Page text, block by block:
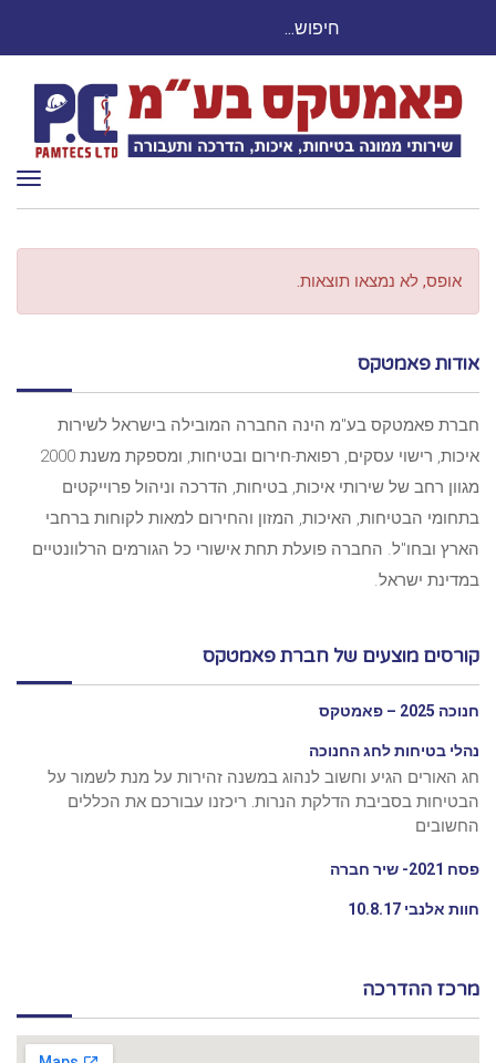
עבור: חייגו עכשיו: 03-9503524
אופס, לא נמצאו תוצאות.
אודות פאמטקס
חברת פאמטקס בע"מ הינה החברה המובילה בישראל לשירות
איכות, רישוי עסקים, רפואת-חירום ובטיחות, ומספקת משנת 2000
מגוון רחב של שירותי איכות, בטיחות, הדרכה וניהול פרוייקטים
בתחומי הבטיחות, האיכות, המזון והחירום למאות לקוחות ברחבי
הארץ ובחו"ל. החברה פועלת תחת אישורי כל הגורמים הרלוונטיים
במדינת ישראל.
קורסים מוצעים של חברת פאמטקס
חנוכה 2025 – פאמטקס
נהלי בטיחות לחג החנוכה
חג האורים הגיע וחשוב לנהוג במשנה זהירות על מנת לשמור על
הבטיחות בסביבת הדלקת הנרות. ריכזנו עבורכם את הכללים
החשובים
פסח 2021- שיר חברה
חוות אלנבי 10.8.17
מרכז ההדרכה